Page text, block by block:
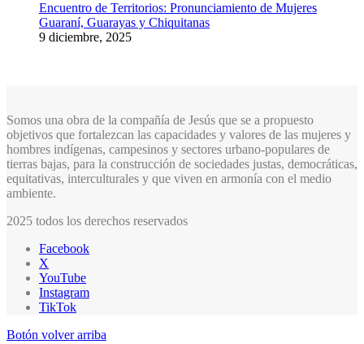
Encuentro de Territorios: Pronunciamiento de Mujeres
Guaraní, Guarayas y Chiquitanas
9 diciembre, 2025
Somos una obra de la compañía de Jesús que se a propuesto
objetivos que fortalezcan las capacidades y valores de las mujeres y
hombres indígenas, campesinos y sectores urbano-populares de
tierras bajas, para la construcción de sociedades justas, democráticas,
equitativas, interculturales y que viven en armonía con el medio
ambiente.
2025 todos los derechos reservados
Facebook
X
YouTube
Instagram
TikTok
Botón volver arriba